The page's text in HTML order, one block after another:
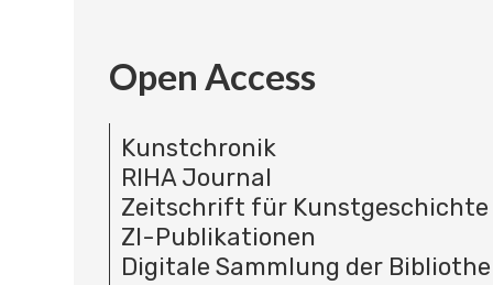
Open Access
Kunstchronik
RIHA Journal
Zeitschrift für Kunstgeschichte
ZI-Publikationen
Digitale Sammlung der